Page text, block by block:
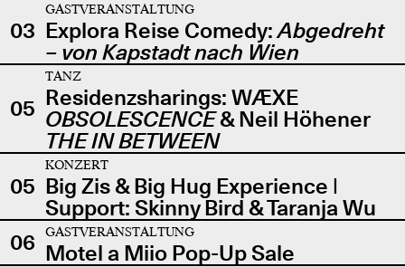
03
GASTVERANSTALTUNG
Explora Reise Comedy:Abgedreht
– von Kapstadt nach Wien
05
TANZ
Residenzsharings: WÆXE
OBSOLESCENCE& Neil Höhener
THE IN BETWEEN
05
KONZERT
Big Zis & Big Hug Experience |
Support: Skinny Bird & Taranja Wu
06
GASTVERANSTALTUNG
Motel a Miio Pop-Up Sale